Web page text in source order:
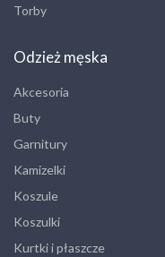
Torby
Odzież męska
Akcesoria
Buty
Garnitury
Kamizelki
Koszule
Koszulki
Kurtki i płaszcze